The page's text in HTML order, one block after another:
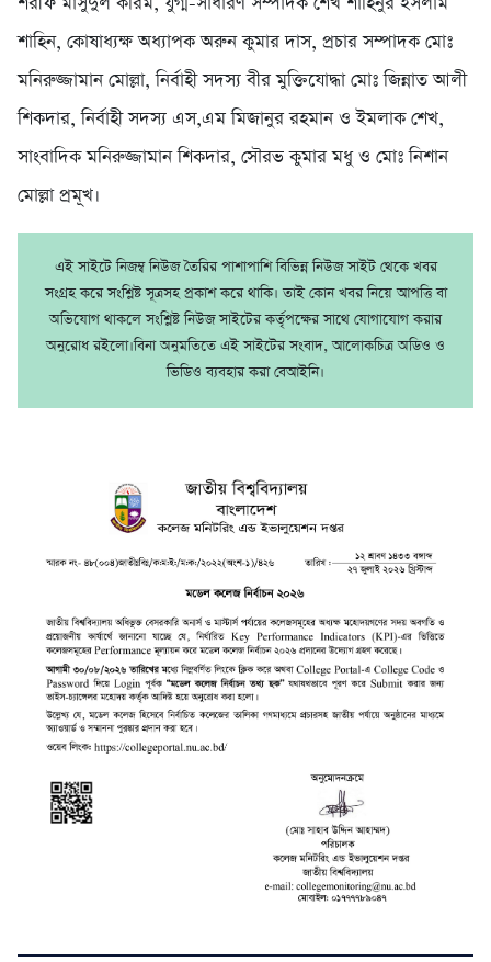
শাহিন, কোষাধ্যক্ষ অধ্যাপক অরুন কুমার দাস, প্রচার সম্পাদক মোঃ
মনিরুজ্জামান মোল্লা, নির্বাহী সদস্য বীর মুক্তিযোদ্ধা মোঃ জিন্নাত আলী
শিকদার, নির্বাহী সদস্য এস,এম মিজানুর রহমান ও ইমলাক শেখ,
সাংবাদিক মনিরুজ্জামান শিকদার, সৌরভ কুমার মধু ও মোঃ নিশান
মোল্লা প্রমূখ।
এই সাইটে নিজম্ব নিউজ তৈরির পাশাপাশি বিভিন্ন নিউজ সাইট থেকে খবর
সংগ্রহ করে সংশ্লিষ্ট সূত্রসহ প্রকাশ করে থাকি। তাই কোন খবর নিয়ে আপত্তি বা
অভিযোগ থাকলে সংশ্লিষ্ট নিউজ সাইটের কর্তৃপক্ষের সাথে যোগাযোগ করার
অনুরোধ রইলো।বিনা অনুমতিতে এই সাইটের সংবাদ, আলোকচিত্র অডিও ও
ভিডিও ব্যবহার করা বেআইনি।